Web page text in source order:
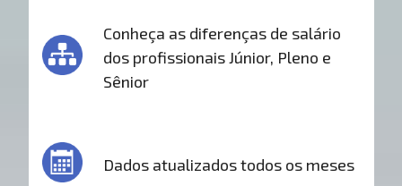
Conheça as diferenças de salário
dos profissionais Júnior, Pleno e
Sênior
Dados atualizados todos os meses